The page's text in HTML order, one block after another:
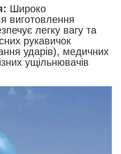
Широко
виготовлення
легку вагу та
рукавичок
ударів), медичних
ущільнювачів